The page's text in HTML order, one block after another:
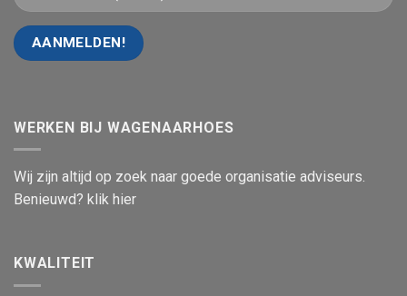
WERKEN BIJ WAGENAARHOES
Wij zijn altijd op zoek naar goede organisatie adviseurs.
Benieuwd? klik hier
KWALITEIT